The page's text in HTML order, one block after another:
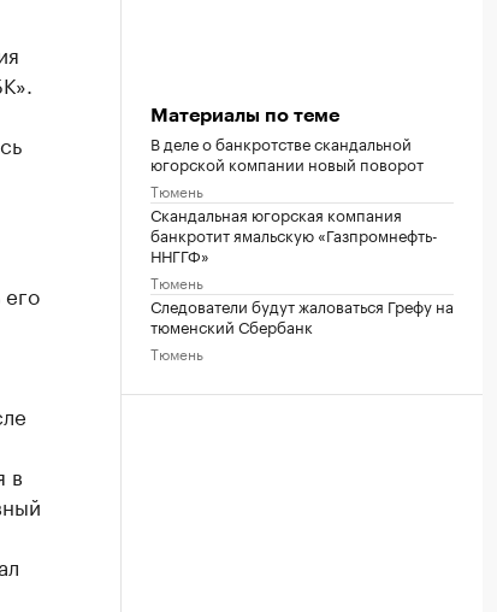
в
Материалы по теме
В деле о банкротстве скандальной
югорской компании новый поворот
Тюмень
Скандальная югорская компания
банкротит ямальскую «Газпромнефть-
ННГГФ»
Тюмень
Следователи будут жаловаться Грефу на
тюменский Сбербанк
Тюмень